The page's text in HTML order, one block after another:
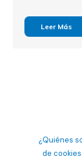
¿Quiénes
de cookies